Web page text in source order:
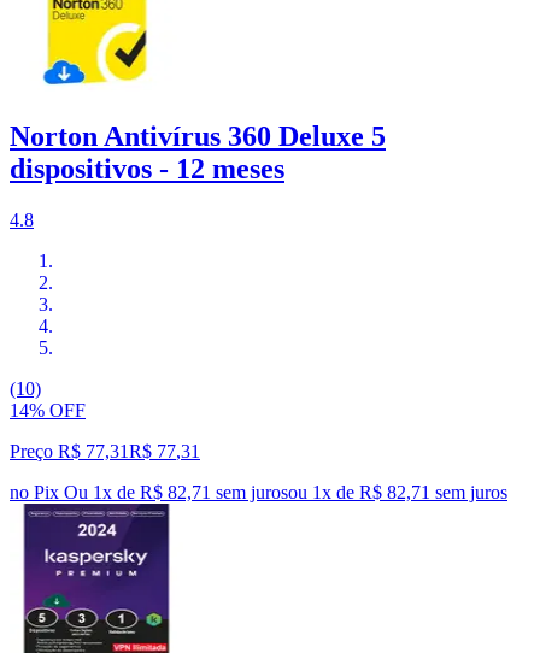
Norton Antivírus 360 Deluxe 5
dispositivos - 12 meses
4.8
(10)
14% OFF
Preço R$ 77,31R$ 77,31
no Pix Ou 1x de R$ 82,71 sem jurosou 1x de R$ 82,71 sem juros